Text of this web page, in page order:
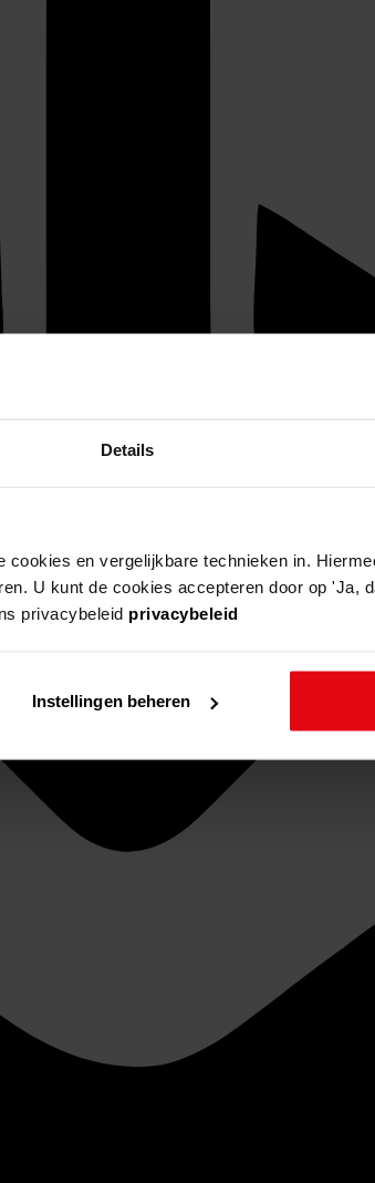
Details
en vergelijkbare technieken in.
U kunt de cookies accepteren door op 'Ja,
privacybeleid privacybeleid
Instellingen beheren